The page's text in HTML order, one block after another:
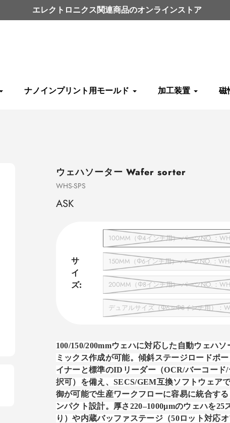
エレクトロニクス関連商品のオンラインストア
ナノインプリント用モールド 加工装置 磁
ウェハソーター Wafer sorter
売
手
WHS-SPS
ASK
サ
イ
ズ:
100MM（Φ4インチ用） パーツNO.：
150MM（Φ6インチ用） パーツNO.：
200MM（Φ8インチ用） パーツNO.：
デュアルサイズ（Φ6～Φ8インチ用）：
100/150/200mmウェハに対応した自動ウェハソ
ミックス作成が可能。傾斜ステージロードポ
イナーと標準のID リーダー（OCR/バーコード/
択可）を備え、 SECS/GEM互換ソフトウェア
御が可能で生産ワークフローに容易に統合す
ンパクト設計。厚さ220–1000μmのウェハを25
り）や内蔵バッファステージ（50ロット対応